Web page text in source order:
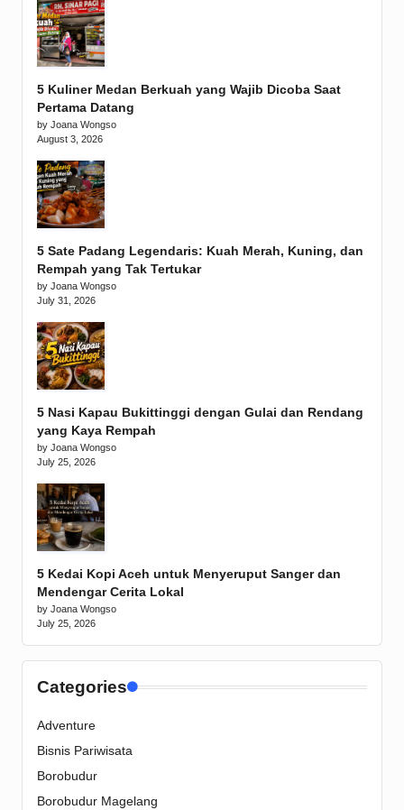
5 Kuliner Medan Berkuah yang Wajib Dicoba Saat
Pertama Datang
by Joana Wongso
August 3, 2026
5 Sate Padang Legendaris: Kuah Merah, Kuning, dan
Rempah yang Tak Tertukar
by Joana Wongso
July 31, 2026
5 Nasi Kapau Bukittinggi dengan Gulai dan Rendang
yang Kaya Rempah
by Joana Wongso
July 25, 2026
5 Kedai Kopi Aceh untuk Menyeruput Sanger dan
Mendengar Cerita Lokal
by Joana Wongso
July 25, 2026
Categories
Adventure
Bisnis Pariwisata
Borobudur
Borobudur Magelang